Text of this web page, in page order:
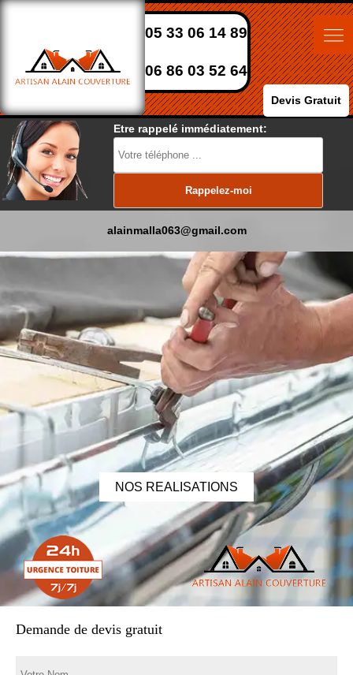
05 33 06 14 89
06 86 03 52 64
Devis Gratuit
Etre rappelé immédiatement:
alainmalla063@gmail.com
NOS REALISATIONS
Demande de devis gratuit